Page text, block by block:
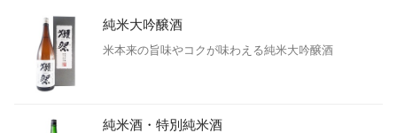
純米大吟醸酒
米本来の旨味やコクが味わえる純米大吟醸酒
純米酒・特別純米酒